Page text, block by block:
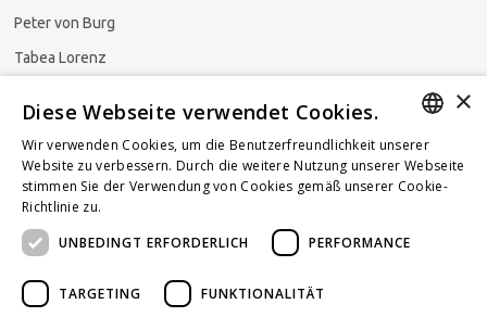
Peter von Burg
Tabea Lorenz
Newsletter abonnieren
GERMAN
FRENCH
×
Diese Webseite verwendet Cookies.
Wir verwenden Cookies, um die Benutzerfreundlichkeit unserer
Website zu verbessern. Durch die weitere Nutzung unserer Webseite
stimmen Sie der Verwendung von Cookies gemäß unserer Cookie-
Richtlinie zu.
UNBEDINGT ERFORDERLICH
PERFORMANCE
TARGETING FUNKTIONALITÄT